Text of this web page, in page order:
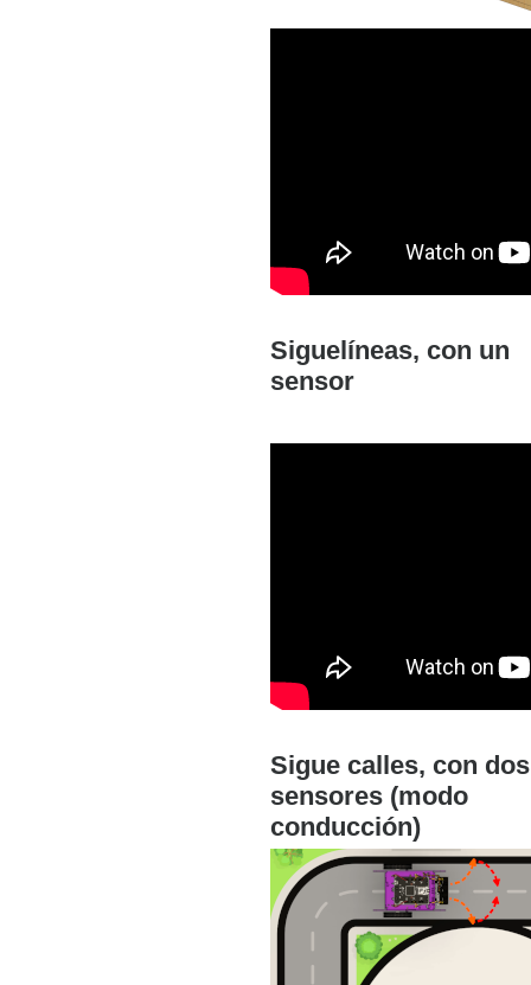
Siguelíneas, con un
sensor
Sigue calles, con dos
sensores (modo
conducción)